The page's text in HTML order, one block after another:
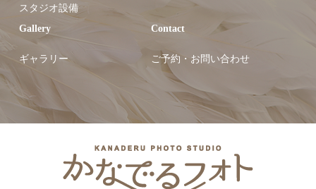
スタジオ設備
Gallery
ギャラリー
Contact
ご予約・お問い合わせ